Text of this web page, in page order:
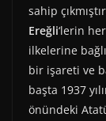
sahip
Ereğli‘lerin
ilkelerine
bir işareti ve
başta 1937
önündeki